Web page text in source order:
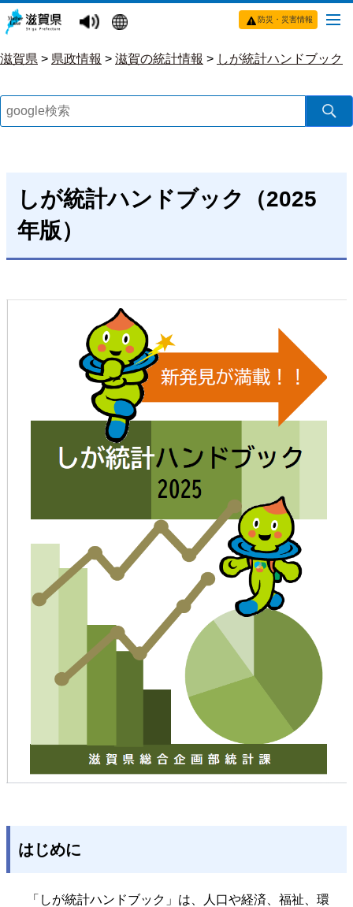
防災・災害情報
滋賀県 > 県政情報 > 滋賀の統計情報 > しが統計ハンドブック
しが統計ハンドブック（2025
年版）
はじめに
「しが統計ハンドブック」は、人口や経済、福祉、環